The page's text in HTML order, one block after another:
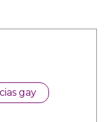
gay